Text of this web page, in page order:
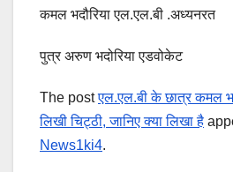
कमल भदौरिया एल.एल.बी .अध्यनरत
पुत्र अरुण भदोरिया एडवोकेट
The postएल.एल.बी के छात्र कमल
लिखी चिट्ठी, जानिए क्या लिखा है
News1ki4.